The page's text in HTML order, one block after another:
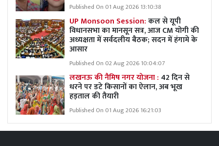
Published On 01 Aug 2026 13:10:38
UP Monsoon Session:कल से यूपी
विधानसभा का मानसून सत्र, आज CM योगी की
अध्यक्षता में सर्वदलीय बैठक; सदन में हंगामे के
आसार
Published On 02 Aug 2026 10:04:07
लखनऊ की नैमिष नगर योजना : 42 दिन से
धरने पर डटे किसानों का ऐलान, अब भूख
हड़ताल की तैयारी
Published On 01 Aug 2026 16:21:03